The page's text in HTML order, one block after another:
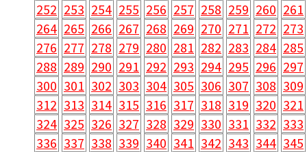
252 253 254 255 256 257 258 259 260 261
264 265 266 267 268 269 270 271 272 273
276 277 278 279 280 281 282 283 284 285
288 289 290 291 292 293 294 295 296 297
300 301 302 303 304 305 306 307 308 309
312 313 314 315 316 317 318 319 320 321
324 325 326 327 328 329 330 331 332 333
336 337 338 339 340 341 342 343 344 345